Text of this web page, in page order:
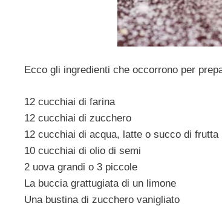
Ecco gli ingredienti che occorrono per
12 cucchiai di farina
12 cucchiai di zucchero
12 cucchiai di acqua, latte o succo di frutta
10 cucchiai di olio di semi
2 uova grandi o 3 piccole
La buccia grattugiata di un limone
Una bustina di zucchero vanigliato